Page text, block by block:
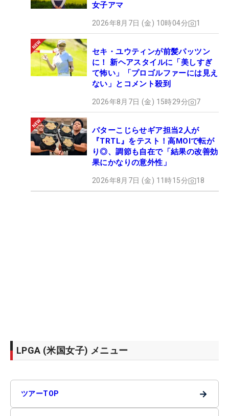
女子アマ
2026年8月7日 (金) 10時04分 1
セキ・ユウティンが前髪パッツン
に！ 新ヘアスタイルに「美しすぎ
て怖い」「プロゴルファーには見え
ない」とコメント殺到
2026年8月7日 (金) 15時29分 7
パターこじらせギア担当2人が
『TRTL』をテスト！高MOIで転が
り◎、調節も自在で「結果の改善効
果にかなりの意外性」
2026年8月7日 (金) 11時15分 18
LPGA (米国女子) メニュー
ツアーTOP →